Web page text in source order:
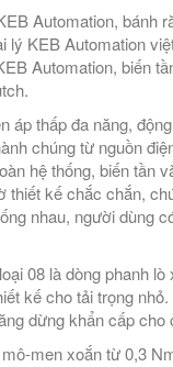
Automation, bánh
lý KEB Automation
Automation, biến
áp thấp đa năng,
chúng từ nguồn
hệ thống, biến tần
thiết kế chắc chắn,
nhau, người dùng
08 là dòng phanh
kế cho tải trọng
dừng khẩn cấp cho
men xoắn từ 0,3